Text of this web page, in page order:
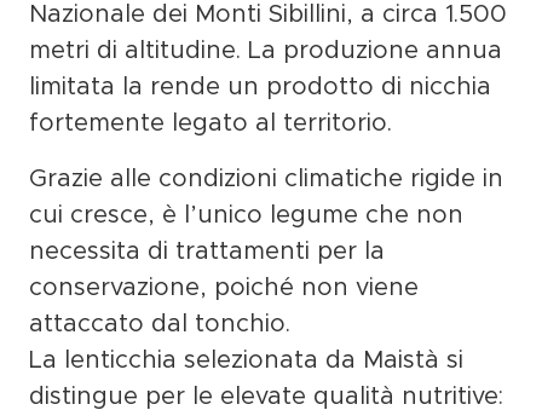
Nazionale dei Monti Sibillini, a circa 1.500
metri di altitudine. La produzione annua
limitata la rende un prodotto di nicchia
fortemente legato al territorio.
Grazie alle condizioni climatiche rigide in
cui cresce, è l’unico legume che non
necessita di trattamenti per la
conservazione, poiché non viene
attaccato dal tonchio.
La lenticchia selezionata da Maistà si
distingue per le elevate qualità nutritive: